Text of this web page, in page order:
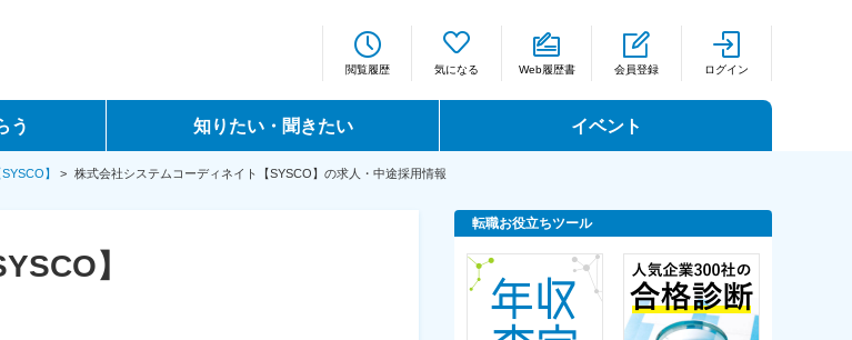
閲覧履歴 気になる Web履歴書 会員登録 ログイン
う 知りたい・聞きたい イベント
】 > 株式会社システムコーディネイト【SYSCO】の求人・中途採用情報
】
転職お役立ちツール